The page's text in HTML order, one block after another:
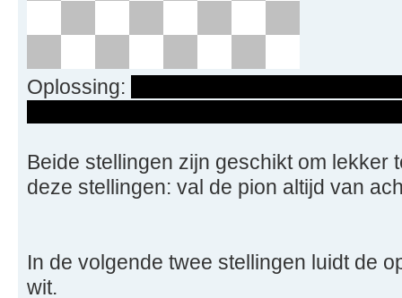
Oplossing:
Beide stellingen zijn geschikt om lekker
deze stellingen: val de pion altijd van
In de volgende twee stellingen luidt de
wit.